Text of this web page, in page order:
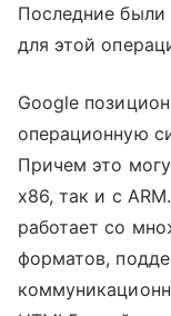
Последние были
для этой
Google
операционную
Причем это
х86, так и с
работает со
форматов,